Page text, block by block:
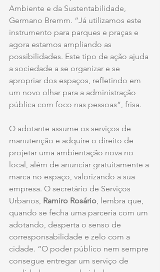
Ambiente e da Sustentabilidade,
Germano Bremm. “Já utilizamos este
instrumento para parques e praças e
agora estamos ampliando as
possibilidades. Este tipo de ação ajuda
a sociedade a se organizar e se
apropriar dos espaços, refletindo em
um novo olhar para a administração
pública com foco nas pessoas”, frisa.
O adotante assume os serviços de
manutenção e adquire o direito de
projetar uma ambientação nova no
local, além de anunciar gratuitamente a
marca no espaço, valorizando a sua
empresa. O secretário de Serviços
Urbanos, Ramiro Rosário, lembra que,
quando se fecha uma parceria com um
adotando, desperta o senso de
corresponsabilidade e zelo com a
cidade. “O poder público nem sempre
consegue entregar um serviço de